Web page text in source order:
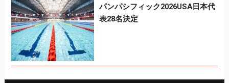
パンパシフィック2026USA日本代
表28名決定